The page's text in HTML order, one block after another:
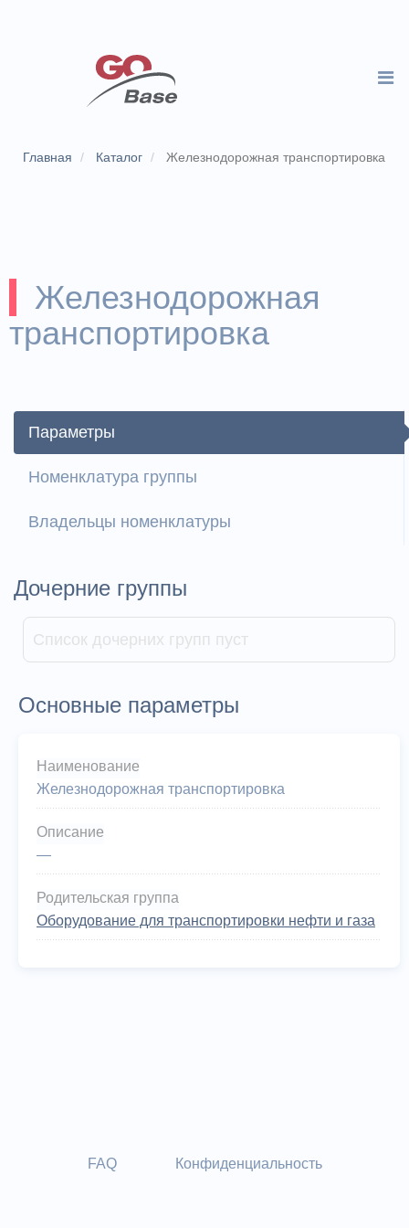
Главная Каталог Железнодорожная транспортировка
Железнодорожная
транспортировка
Параметры
Номенклатура группы
Владельцы номенклатуры
Дочерние группы
Список дочерних групп пуст
Основные параметры
Наименование
Железнодорожная транспортировка
Описание
—
Родительская группа
Оборудование для транспортировки нефти и газа
FAQ Конфиденциальность